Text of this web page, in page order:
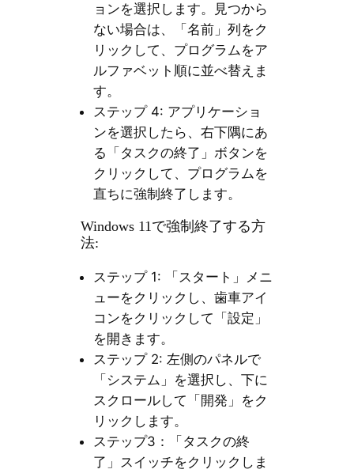
ョンを選択します。見つから
ない場合は、「名前」列をク
リックして、プログラムをア
ルファベット順に並べ替えま
す。
ステップ 4: アプリケーショ
ンを選択したら、右下隅にあ
る「タスクの終了」ボタンを
クリックして、プログラムを
直ちに強制終了します。
Windows 11で強制終了する方
法:
ステップ 1: 「スタート」メニ
ューをクリックし、歯車アイ
コンをクリックして「設定」
を開きます。
ステップ 2: 左側のパネルで
「システム」を選択し、下に
スクロールして「開発」をク
リックします。
ステップ3：「タスクの終
了」スイッチをクリックしま